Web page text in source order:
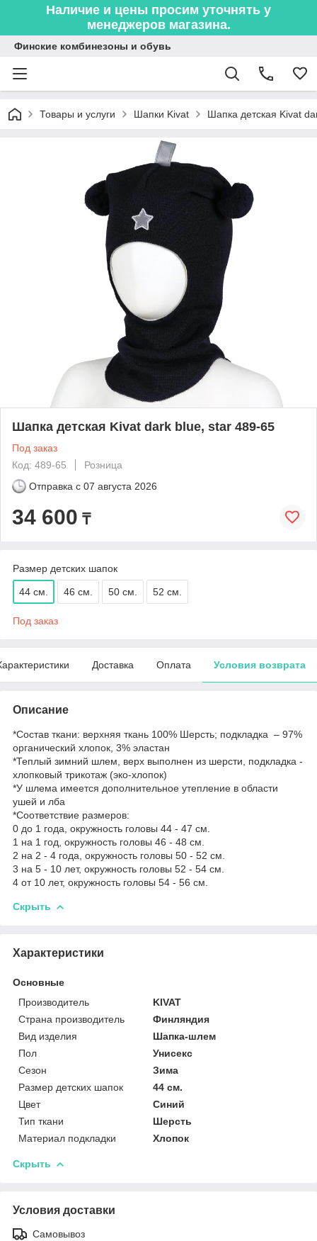
Наличие и цены просим уточнять у
менеджеров магазина.
Финские комбинезоны и обувь
Товары и услуги Шапки Kivat Шапка детская Kivat
Шапка детская Kivat dark blue, star 489-65
Под заказ
Код: 489-65
Розница
Отправка с 07 августа 2026
34 600 ₸
Размер детских шапок
44 см. 46 см. 50 см. 52 см.
Под заказ
Доставка Оплата Условия возврата
Описание
*Состав ткани: верхняя ткань 100% Шерсть; подкладка – 97%
органический хлопок, 3% эластан
*Теплый зимний шлем, верх выполнен из шерсти, подкладка -
хлопковый трикотаж (эко-хлопок)
*У шлема имеется дополнительное утепление в области
ушей и лба
*Соответствие размеров:
0 до 1 года, окружность головы 44 - 47 см.
1 на 1 год, окружность головы 46 - 48 см.
2 на 2 - 4 года, окружность головы 50 - 52 см.
3 на 5 - 10 лет, окружность головы 52 - 54 см.
4 от 10 лет, окружность головы 54 - 56 см.
Скрыть
Характеристики
Основные
Производитель
KIVAT
Страна производитель
Финляндия
Вид изделия
Шапка-шлем
Пол
Унисекс
Сезон
Зима
Размер детских шапок
44 см.
Цвет
Синий
Тип ткани
Шерсть
Материал подкладки
Хлопок
Скрыть
Условия доставки
Самовывоз